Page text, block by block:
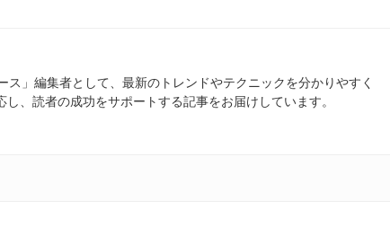
ス」編集者として、最新のトレンドやテクニックを分かりやすく
、読者の成功をサポートする記事をお届けしています。